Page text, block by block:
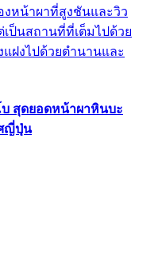
งหน้าผาที่สูงชันและวิว
ป็นสถานที่ที่เต็มไปด้วย
ฝงไปด้วยตำนานและ
บ สุดยอดหน้าผาหินบะ
ญี่ปุ่น